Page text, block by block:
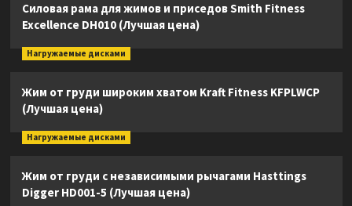
Силовая рама для жимов и приседов Smith Fitness
Excellence DH010 (Лучшая цена)
Нагружаемые дисками
Жим от груди широким хватом Kraft Fitness KFPLWCP
(Лучшая цена)
Нагружаемые дисками
Жим от груди с независимыми рычагами Hasttings
Digger HD001-5 (Лучшая цена)